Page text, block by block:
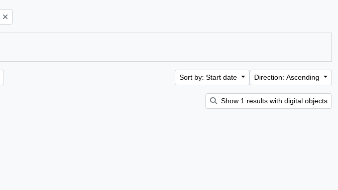
Sort by: Start date Direction: Ascending
Show 1 results with digital objects